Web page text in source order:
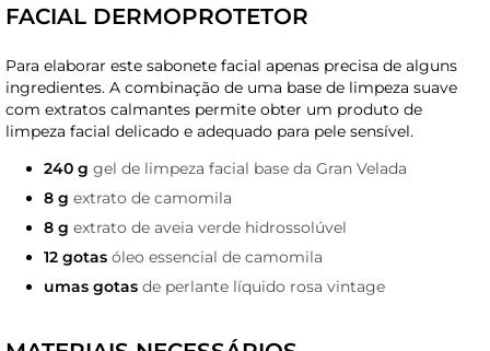
FACIAL DERMOPROTETOR
Para elaborar este sabonete facial apenas precisa de alguns
ingredientes. A combinação de uma base de limpeza suave
com extratos calmantes permite obter um produto de
limpeza facial delicado e adequado para pele sensível.
240 g gel de limpeza facial base da Gran Velada
8 g extrato de camomila
8 g extrato de aveia verde hidrossolúvel
12 gotas óleo essencial de camomila
umas gotas de perlante líquido rosa vintage